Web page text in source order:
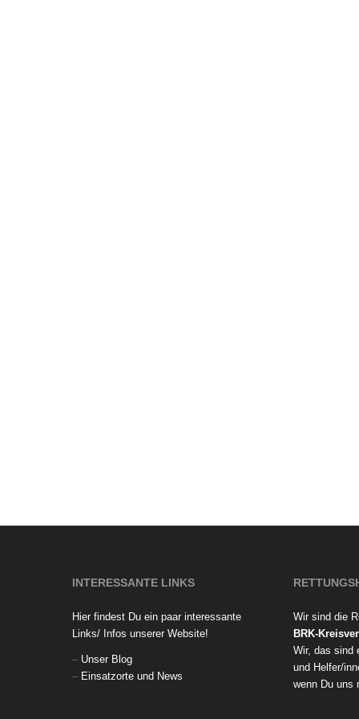
INTERESSANTE LINKS
Hier findest Du ein paar interessante
Links/ Infos unserer Website!
– Unser Blog
– Einsatzorte und News
Wir sind die
BRK-
Wir, das sind
und Helfer/
wenn Du uns